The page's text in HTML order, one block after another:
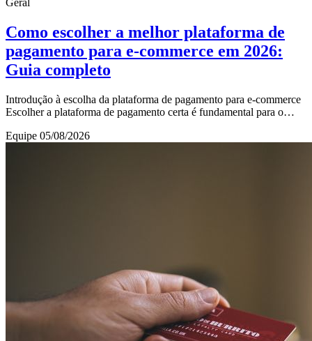
Geral
Como escolher a melhor plataforma de
pagamento para e-commerce em 2026:
Guia completo
Introdução à escolha da plataforma de pagamento para e-commerce
Escolher a plataforma de pagamento certa é fundamental para o
Equipe 05/08/2026